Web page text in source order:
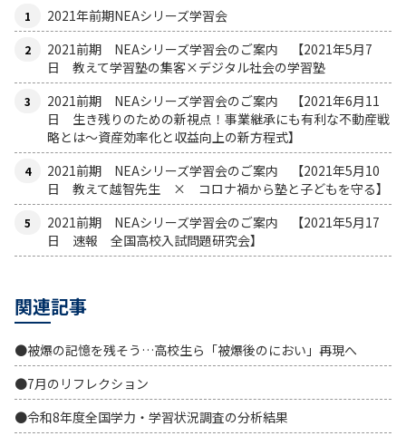
2021年前期NEAシリーズ学習会
2021前期 NEAシリーズ学習会のご案内 【2021年5月7
日 教えて学習塾の集客×デジタル社会の学習塾
2021前期 NEAシリーズ学習会のご案内 【2021年6月11
日 生き残りのための新視点！事業継承にも有利な不動産戦
略とは〜資産効率化と収益向上の新方程式】
2021前期 NEAシリーズ学習会のご案内 【2021年5月10
日 教えて越智先生 × コロナ禍から塾と子どもを守る】
2021前期 NEAシリーズ学習会のご案内 【2021年5月17
日 速報 全国高校入試問題研究会】
関連記事
●被爆の記憶を残そう…高校生ら「被爆後のにおい」再現へ
●7月のリフレクション
●令和8年度全国学力・学習状況調査の分析結果